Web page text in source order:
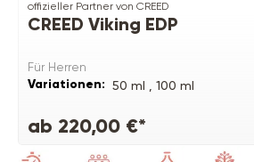
offizieller Partner von CREED
CREED Viking EDP
Für Herren
Variationen: 50 ml , 100 ml
ab 220,00 €*